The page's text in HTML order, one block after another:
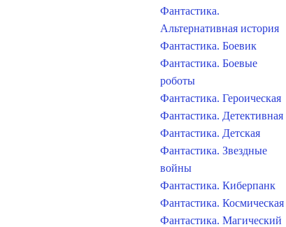
Фантастика.
Альтернативная история
Фантастика. Боевик
Фантастика. Боевые
роботы
Фантастика. Героическая
Фантастика. Детективная
Фантастика. Детская
Фантастика. Звездные
войны
Фантастика. Киберпанк
Фантастика. Космическая
Фантастика. Магический